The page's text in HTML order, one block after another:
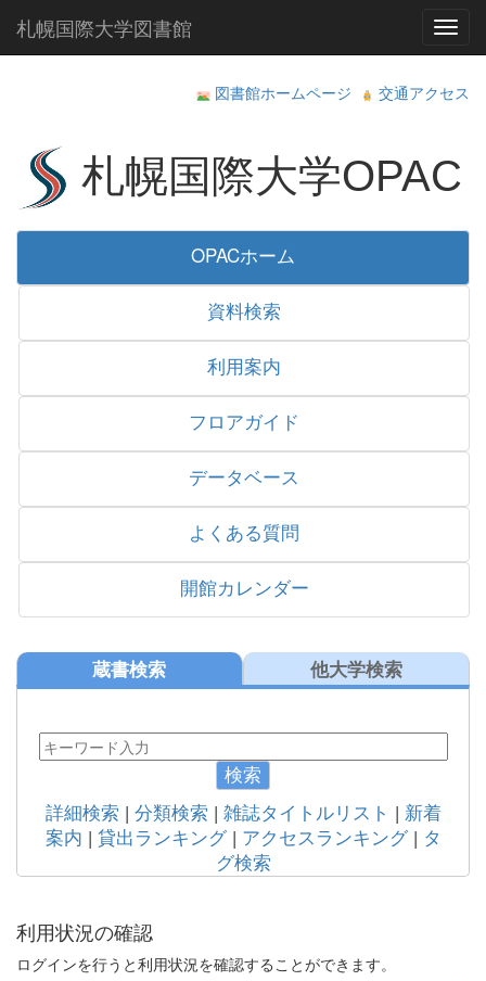
札幌国際大学図書館
図書館ホームページ 交通アクセス
札幌国際大学OPAC
OPACホーム
資料検索
利用案内
フロアガイド
データベース
よくある質問
開館カレンダー
蔵書検索 他大学検索
検索
詳細検索 | 分類検索 | 雑誌タイトルリスト | 新着
案内 | 貸出ランキング| アクセスランキング| タ
グ検索
利用状況の確認
ログインを行うと利用状況を確認することができます。